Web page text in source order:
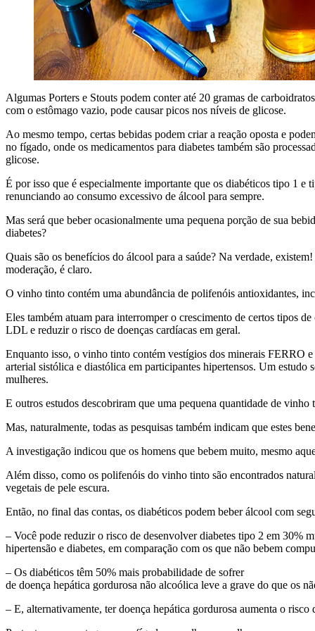
Algumas Porters e Stouts podem conter até 20 gramas de
com o estômago vazio, pode causar picos nos níveis de glicose.
Ao mesmo tempo, certas bebidas podem criara reação oposta e
no fígado, onde os medicamentos para diabetes também são
glicose.
É por isso que é especialmente importante que os diabéticos tipo 1 e
renunciando ao consumo excessivo de álcool para sempre.
Mas será que beber ocasionalmente uma pequena porção de sua
diabetes?
Quais são os benefícios do álcool para a saúde? Na verdade,
moderação, é claro.
O vinho tinto contém uma abundância de polifenóis antioxidantes,
Eles também atuam para interromper o crescimento de certos tipos de
LDL e reduzir o risco de doenças cardíacas em geral.
Enquanto isso, o vinho tinto contém vestígios dos minerais FERRO
arterial sistólica e diastólica em participantes hipertensos. Um estudo
mulheres.
E outros estudos descobriram que uma pequena quantidade de vinho
Mas, naturalmente, todas as pesquisas também indicam que estes
A investigação indicou que os homens que bebem muito, mesmo
Além disso, como os polifenóis do vinho tinto são encontrados
vegetais de pele escura.
Então, no final das contas, os diabéticos podem beber álcool com
– Você pode reduzir o risco de desenvolverdiabetes tipo 2 em 30%
hipertensão e diabetes, em comparação com os que não bebem
– Os diabéticos têm 50% mais probabilidade de sofrer
de doença hepática gordurosa não alcoólica leve a grave do que os
– E, alternativamente, ter doença hepática gordurosa aumenta o risco